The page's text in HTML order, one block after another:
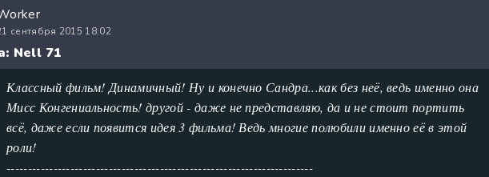
сентября 2015 18:02
Nell 71
Классный фильм! Динамичный! Ну и конечно Сандра...как без неё, ведь именно она
Мисс Конгениальность! другой - даже не представляю, да и не стоит портить
всё, даже если появится идея 3 фильма! Ведь многие полюбили именно её в этой
роли!
------------------------------------------------------------------------